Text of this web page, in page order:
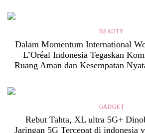
BEAUTY
Dalam Momentum International
L’Oréal Indonesia Tegaskan
Ruang Aman dan Kesempatan
GADGET
Rebut Tahta, XL ultra 5G+
Jaringan 5G Tercepat di indonesia